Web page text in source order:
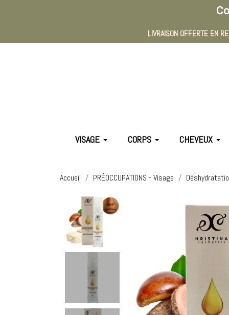
LIVRAISON OFFERTE EN
VISAGE CORPS CHEVEUX
Accueil PRÉOCCUPATIONS - Visage